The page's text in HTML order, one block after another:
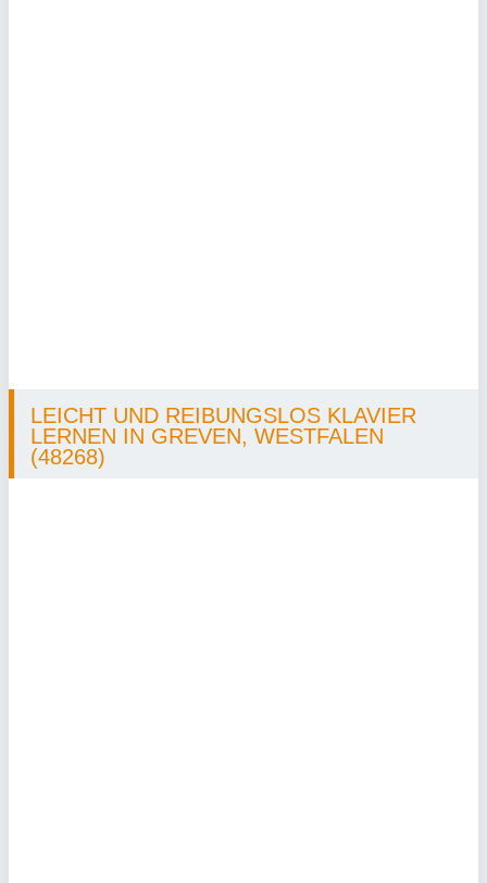
LEICHT UND REIBUNGSLOS KLAVIER
LERNEN IN GREVEN, WESTFALEN
(48268)